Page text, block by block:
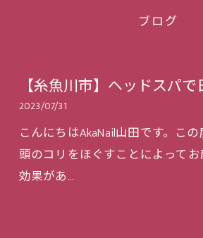
ブログ
【糸魚川市】ヘッドスパ
2023/07/31
こんにちはAkaNail山田です。こ
頭のコリをほぐすことによって
効果があ…